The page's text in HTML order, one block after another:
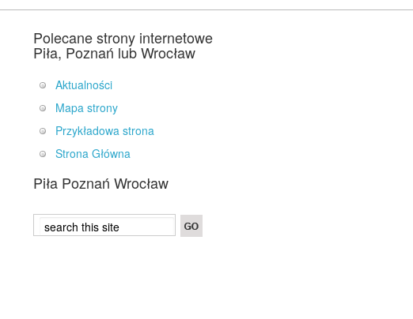
Polecane strony internetowe
Piła, Poznań lub Wrocław
Aktualności
Mapa strony
Przykładowa strona
Strona Główna
Piła Poznań Wrocław